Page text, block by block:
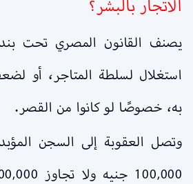
الاتجار بالبشر؟
يصنف القانون المصري تحت بند
استغلال لسلطة المتاجر، أو
به، خصوصًا لو كانوا من القصر.
وتصل العقوبة إلى السجن